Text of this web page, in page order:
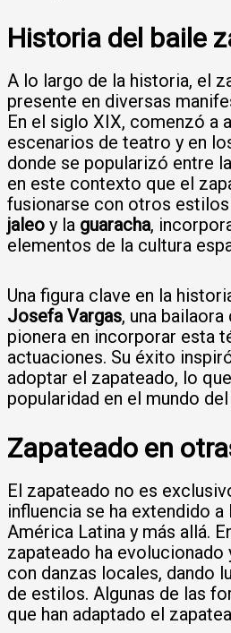
Historia del baile
A lo largo de la historia, el
presente en diversas
En el siglo XIX, comenzó a
escenarios de teatro y en
donde se popularizó entre
en este contexto que el
fusionarse con otros
jaleo y la guaracha,
elementos de la cultura
Una figura clave en la
Josefa Vargas, una
pionera en incorporar esta
actuaciones. Su éxito
adoptar el zapateado, lo
popularidad en el mundo
Zapateado en
El zapateado no es
influencia se ha extendido
América Latina y más allá.
zapateado ha evolucionado
con danzas locales, dando
de estilos. Algunas de las
que han adaptado el